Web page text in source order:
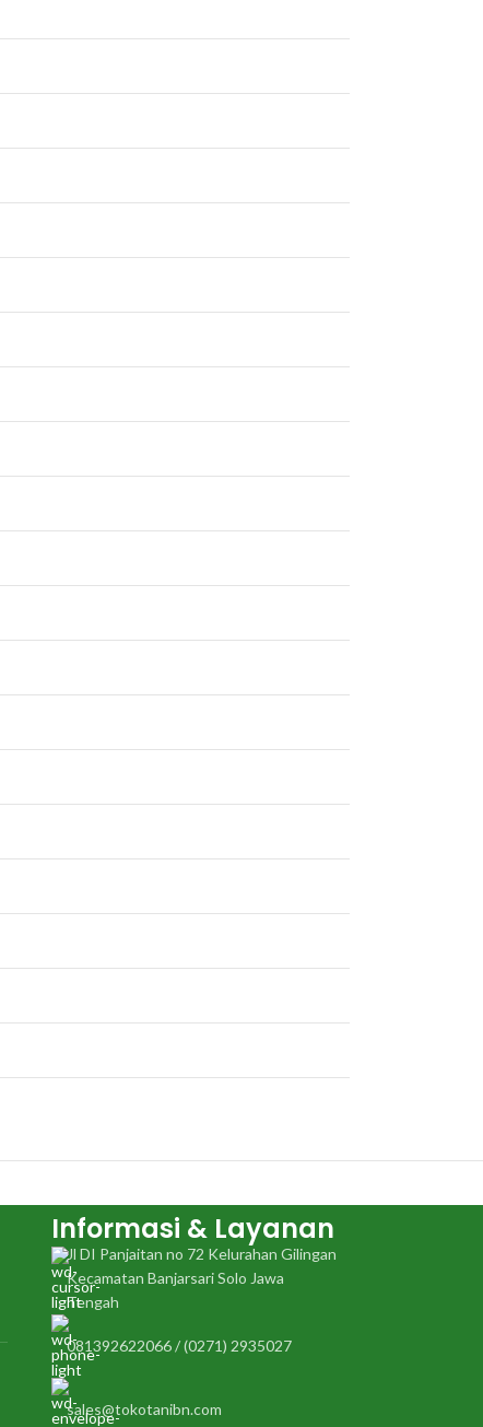
Informasi & Layanan
Jl DI Panjaitan no 72 Kelurahan Gilingan
Kecamatan Banjarsari Solo Jawa
Tengah
081392622066 / (0271) 2935027
sales@tokotanibn.com